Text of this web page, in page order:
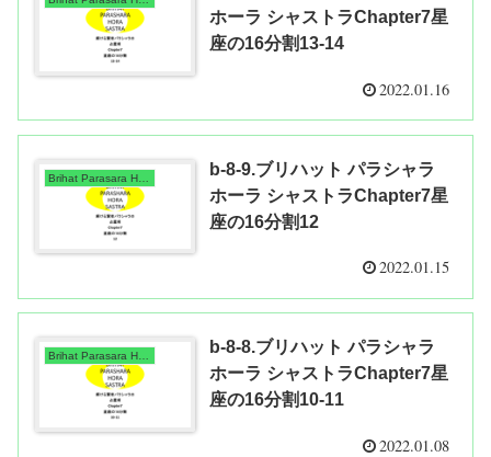
ホーラ シャストラChapter7星
座の16分割13-14
2022.01.16
Brihat Parasara Hora Shastra
b-8-9.ブリハット パラシャラ
ホーラ シャストラChapter7星
座の16分割12
2022.01.15
Brihat Parasara Hora Shastra
b-8-8.ブリハット パラシャラ
ホーラ シャストラChapter7星
座の16分割10-11
2022.01.08